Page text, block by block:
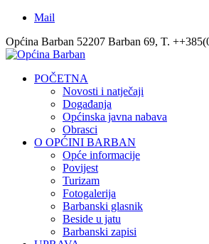
Mail
Općina Barban 52207 Barban 69, T.
POČETNA
Novosti i natječaji
Događanja
Općinska javna nabava
Obrasci
O OPĆINI BARBAN
Opće informacije
Povijest
Turizam
Fotogalerija
Barbanski glasnik
Beside u jatu
Barbanski zapisi